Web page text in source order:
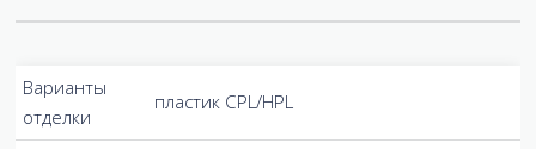
Варианты
отделки
пластик CPL/HPL